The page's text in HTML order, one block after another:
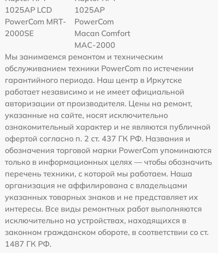
1025AP LCD
1025AP
PowerCom MRT-
2000SE
PowerCom
Macan Comfort
MAC-2000
Мы занимаемся ремонтом и техническим
обслуживанием техники PowerCom по истечении
гарантийного периода. Наш центр в Иркутске
работает независимо и не имеет официальной
авторизации от производителя. Цены на ремонт,
указанные на сайте, носят исключительно
ознакомительный характер и не являются публичной
офертой согласно п. 2 ст. 437 ГК РФ. Названия и
обозначения торговой марки PowerCom упоминаются
только в информационных целях — чтобы обозначить
перечень техники, с которой мы работаем. Наша
организация не аффилирована с владельцами
указанных товарных знаков и не представляет их
интересы. Все виды ремонтных работ выполняются
исключительно на устройствах, находящихся в
законном гражданском обороте, в соответствии со ст.
1487 ГК РФ.